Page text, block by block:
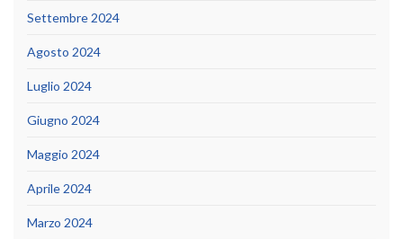
Settembre 2024
Agosto 2024
Luglio 2024
Giugno 2024
Maggio 2024
Aprile 2024
Marzo 2024